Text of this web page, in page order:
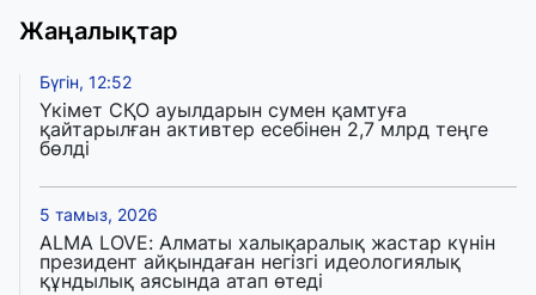
Жаңалықтар
Бүгін, 12:52
Үкімет СҚО ауылдарын сумен қамтуға
қайтарылған активтер есебінен 2,7 млрд теңге
бөлді
5 тамыз, 2026
ALMA LOVE: Алматы халықаралық жастар күнін
президент айқындаған негізгі идеологиялық
құндылық аясында атап өтеді